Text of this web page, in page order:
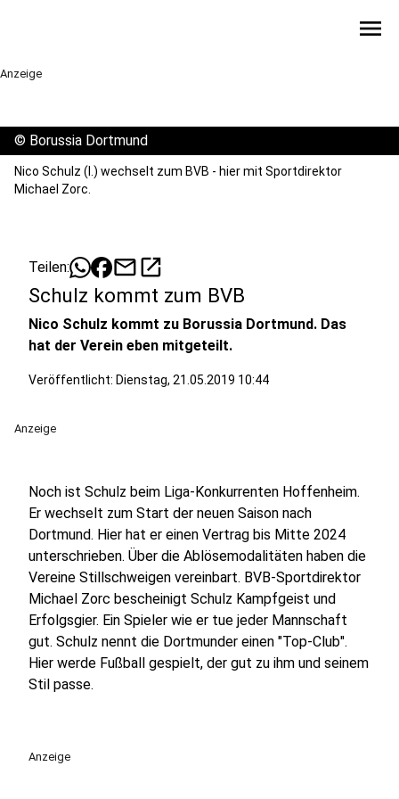
menu
Anzeige
© Borussia Dortmund
Nico Schulz (l.) wechselt zum BVB - hier mit Sportdirektor
Michael Zorc.
Teilen: mailopen_in_new
Schulz kommt zum BVB
Nico Schulz kommt zu Borussia Dortmund. Das
hat der Verein eben mitgeteilt.
Veröffentlicht: Dienstag, 21.05.2019 10:44
Anzeige
Noch ist Schulz beim Liga-Konkurrenten Hoffenheim.
Er wechselt zum Start der neuen Saison nach
Dortmund. Hier hat er einen Vertrag bis Mitte 2024
unterschrieben. Über die Ablösemodalitäten haben die
Vereine Stillschweigen vereinbart. BVB-Sportdirektor
Michael Zorc bescheinigt Schulz Kampfgeist und
Erfolgsgier. Ein Spieler wie er tue jeder Mannschaft
gut. Schulz nennt die Dortmunder einen "Top-Club".
Hier werde Fußball gespielt, der gut zu ihm und seinem
Stil passe.
Anzeige